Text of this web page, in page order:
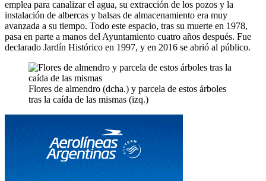
emplea para canalizar el agua, su extracción de los pozos y la
instalación de albercas y balsas de almacenamiento era muy
avanzada a su tiempo. Todo este espacio, tras su muerte en 1978,
pasa en parte a manos del Ayuntamiento cuatro años después. Fue
declarado Jardín Histórico en 1997, y en 2016 se abrió al público.
Flores de almendro (dcha.) y parcela de estos árboles
tras la caída de las mismas (izq.)